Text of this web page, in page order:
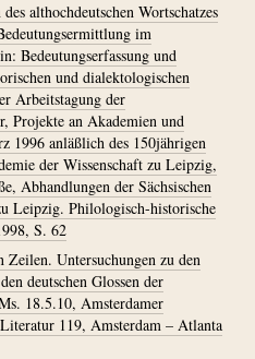
althochdeutschen Wortschatzes
im
Bedeutungserfassung und
und dialektologischen
Arbeitstagung der
Projekte an Akademien und
1996 anläßlich des 150jährigen
der Wissenschaft zu Leipzig,
Abhandlungen der Sächsischen
Leipzig. Philologisch-historische
S. 62
Untersuchungen zu den
deutschen Glossen der
18.5.10, Amsterdamer
119, Amsterdam – Atlanta